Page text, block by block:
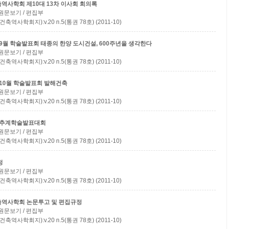
사학회 제10대 13차 이사회 회의록
문보기 / 편집부
축역사학회지):v.20 n.5(통권 78호) (2011-10)
학술발표회 태종의 한양 도시건설, 600주년을 생각한다
문보기 / 편집부
축역사학회지):v.20 n.5(통권 78호) (2011-10)
월 학술발표회 발해건축
문보기 / 편집부
축역사학회지):v.20 n.5(통권 78호) (2011-10)
계학술발표대회
문보기 / 편집부
축역사학회지):v.20 n.5(통권 78호) (2011-10)
문보기 / 편집부
축역사학회지):v.20 n.5(통권 78호) (2011-10)
사학회 논문투고 및 편집규정
문보기 / 편집부
축역사학회지):v.20 n.5(통권 78호) (2011-10)